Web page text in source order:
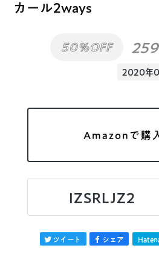
カール2ways
50%OFF
2020年
Amazonで購
IZSRLJZ2
ツイート シェア